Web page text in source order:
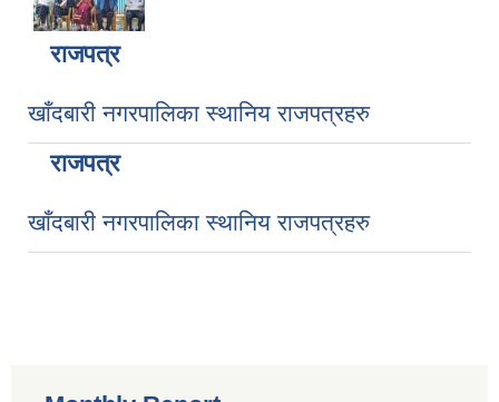
राजपत्र
खाँदबारी नगरपालिका स्थानिय राजपत्रहरु
राजपत्र
खाँदबारी नगरपालिका स्थानिय राजपत्रहरु